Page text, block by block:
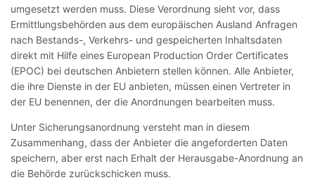
umgesetzt werden muss. Diese Verordnung sieht vor, dass
Ermittlungsbehörden aus dem europäischen Ausland Anfragen
nach Bestands-, Verkehrs- und gespeicherten Inhaltsdaten
direkt mit Hilfe eines European Production Order Certificates
(EPOC) bei deutschen Anbietern stellen können. Alle Anbieter,
die ihre Dienste in der EU anbieten, müssen einen Vertreter in
der EU benennen, der die Anordnungen bearbeiten muss.
Unter Sicherungsanordnung versteht man in diesem
Zusammenhang, dass der Anbieter die angeforderten Daten
speichern, aber erst nach Erhalt der Herausgabe-Anordnung an
die Behörde zurückschicken muss.